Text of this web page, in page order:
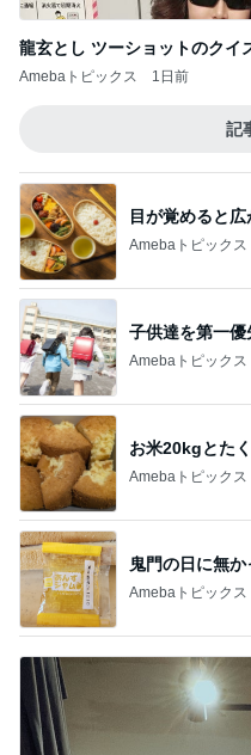
龍玄とし ツーショットのクイ
Amebaトピックス 1日前
記
目が覚めると
Amebaトピックス
子供達を第一
Amebaトピックス
お米20kgとた
Amebaトピックス
鬼門の日に無
Amebaトピックス